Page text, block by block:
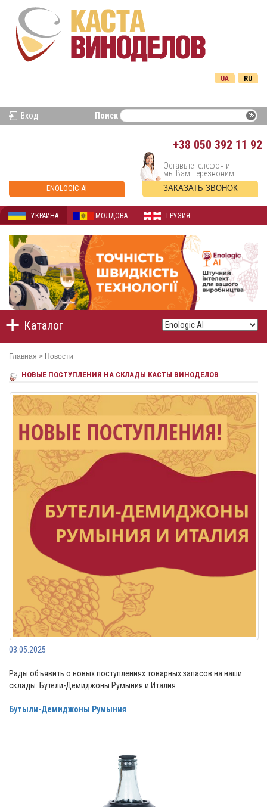
RU
UA
Вход Поиск
+38 050 392 11 92
ENOLOGIC AI
Оставьте телефон и
мы Вам перезвоним
ЗАКАЗАТЬ ЗВОНОК
УКРАИНА МОЛДОВА ГРУЗИЯ
Каталог
Главная > Новости
НОВЫЕ ПОСТУПЛЕНИЯ НА СКЛАДЫ КАСТЫ ВИНОДЕЛОВ
03.05.2025
Рады объявить о новых поступлениях товарных запасов на наши
склады: Бутели-Демиджоны Румыния и Италия
Бутыли-Демиджоны Румыния